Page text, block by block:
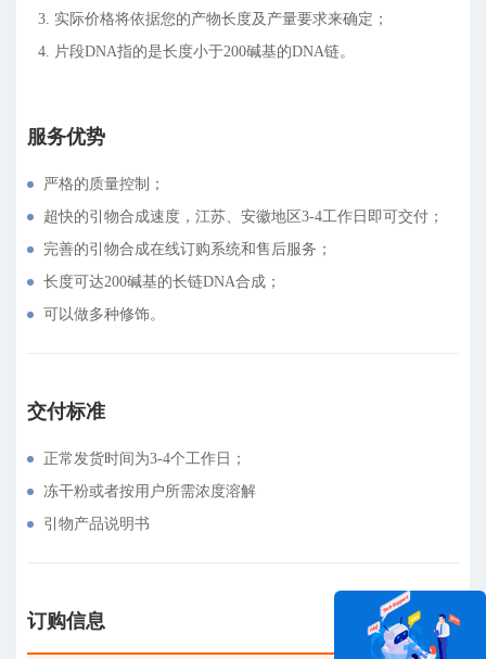
3. 实际价格将依据您的产物长度及产量要求来确定；
4. 片段DNA指的是长度小于200碱基的DNA链。
服务优势
严格的质量控制；
超快的引物合成速度，江苏、安徽地区3-4工作日即可交付；
完善的引物合成在线订购系统和售后服务；
长度可达200碱基的长链DNA合成；
可以做多种修饰。
交付标准
正常发货时间为3-4个工作日；
冻干粉或者按用户所需浓度溶解
引物产品说明书
订购信息